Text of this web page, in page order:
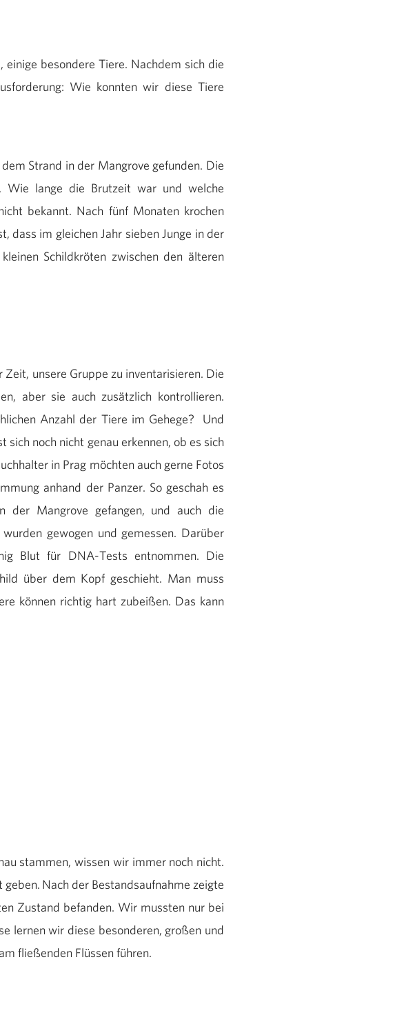
besondere Tiere. Nachdem sich die
Wie konnten wir diese Tiere
Strand in der Mangrove gefunden. Die
Wie lange die Brutzeit war und welche
bekannt. Nach fünf Monaten krochen
dass im gleichen Jahr sieben Junge in der
Schildkröten zwischen den älteren
unsere Gruppe zu inventarisieren. Die
aber sie auch zusätzlich kontrollieren.
Anzahl der Tiere im Gehege? Und
noch nicht genau erkennen, ob es sich
in Prag möchten auch gerne Fotos
anhand der Panzer. So geschah es
Mangrove gefangen, und auch die
gewogen und gemessen. Darüber
Blut für DNA-Tests entnommen. Die
über dem Kopf geschieht. Man muss
können richtig hart zubeißen. Das kann
stammen, wissen wir immer noch nicht.
Nach der Bestandsaufnahme zeigte
Zustand befanden. Wir mussten nur bei
lernen wir diese besonderen, großen und
fließenden Flüssen führen.